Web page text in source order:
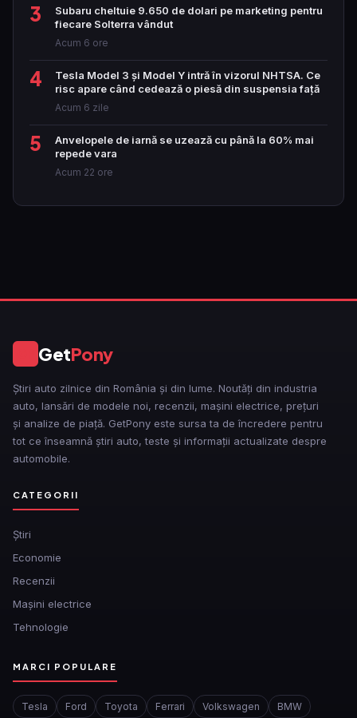
3
Subaru cheltuie 9.650 de dolari pe marketing pentru
fiecare Solterra vândut
Acum 6 ore
4
Tesla Model 3 și Model Y intră în vizorul NHTSA. Ce
risc apare când cedează o piesă din suspensia față
Acum 6 zile
5
Anvelopele de iarnă se uzează cu până la 60% mai
repede vara
Acum 22 ore
GetPony
Știri auto zilnice din România și din lume. Noutăți din industria
auto, lansări de modele noi, recenzii, mașini electrice, prețuri
și analize de piață. GetPony este sursa ta de încredere pentru
tot ce înseamnă știri auto, teste și informații actualizate despre
automobile.
CATEGORII
Ştiri
Economie
Recenzii
Mașini electrice
Tehnologie
MARCI POPULARE
Tesla Ford Toyota Ferrari Volkswagen BMW